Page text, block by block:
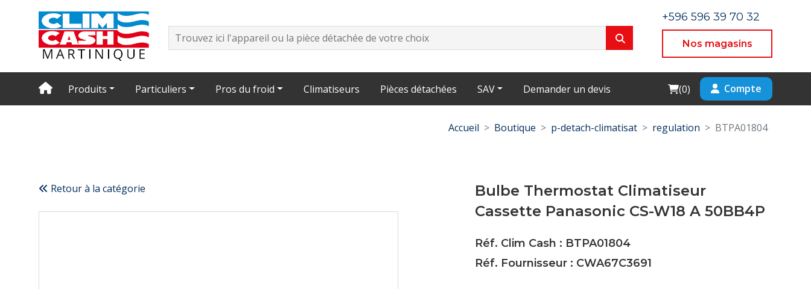
+596 596 39 70 32
Nos magasins
Produits Particuliers Pros du froid Climatiseurs Pièces détachées SAV Demander un devis Cart
(0) Compte
Accueil Boutique p-detach-climatisat regulation BTPA01804
Retour à la catégorie
Bulbe Thermostat Climatiseur
Cassette Panasonic CS-W18 A 50BB4P
Réf. Clim Cash : BTPA01804
Réf. Fournisseur : CWA67C3691